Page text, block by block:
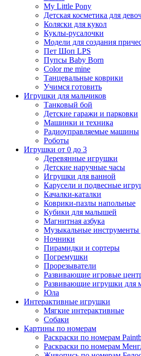
My Little Pony
Детская косметика для
Коляски для кукол
Куклы-русалочки
Модели для создания
Пет Шоп LPS
Пупсы Baby Born
Сolor me mine
Танцевальные коврики
Учимся готовить
Игрушки для мальчиков
Танковый бой
Детские гаражи и парковки
Машинки и техника
Радиоуправляемые машины
Роботы
Игрушки от 0 до 3
Деревянные игрушки
Детские наручные часы
Игрушки для ванной
Карусели и подвесные
Качалки-каталки
Коврики-пазлы напольные
Кубики для малышей
Магнитная азбука
Музыкальные
Ночники
Пирамидки и сортеры
Погремушки
Прорезыватели
Развивающие игровые
Развивающие игрушки для
Юла
Интерактивные игрушки
Мягкие интерактивные
Собаки
Картины по номерам
Раскраски по номерам
Раскраски по номерам